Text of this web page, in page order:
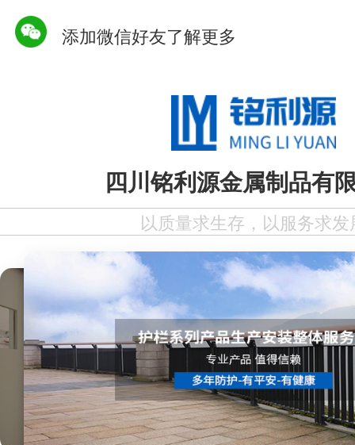
添加微信好友了解更多
四川铭利源金属制品有
以质量求生存，以服务求发